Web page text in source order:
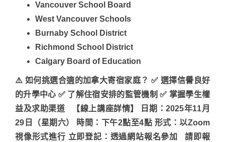
Vancouver School Board
West Vancouver Schools
Burnaby School District
Richmond School District
Calgary Board of Education
⚠️ 如何挑選合適的加拿大寄宿家庭？ ✅ 選擇信譽良好
的升學中心 ✅ 了解住宿安排的監管機制 ✅ 掌握學生權
益及求助渠道 【線上講座詳情】 日期：2025年11月
29日（星期六） 時間：下午2點至4點 形式：以Zoom
視像形式進行 立即登記：透過網站報名參加 請即報